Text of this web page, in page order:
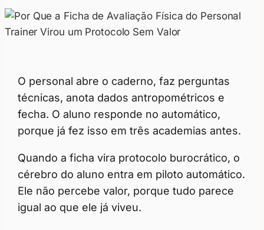
O personal abre o caderno, faz perguntas
técnicas, anota dados antropométricos e
fecha. O aluno responde no automático,
porque já fez isso em três academias antes.
Quando a ficha vira protocolo burocrático, o
cérebro do aluno entra em piloto automático.
Ele não percebe valor, porque tudo parece
igual ao que ele já viveu.